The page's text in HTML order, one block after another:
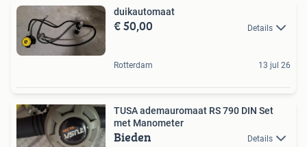
duikautomaat
€ 50,00 Details
Rotterdam 13 jul 26
TUSA ademauromaat RS 790 DIN Set
met Manometer
Bieden Details